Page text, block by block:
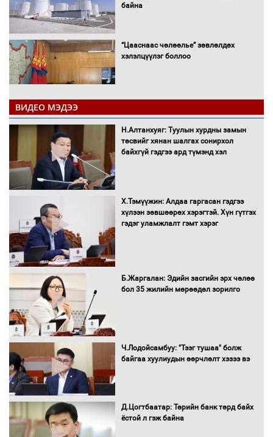
байна
“Цааснаас чөлөөлье” зөвлөлдөх
хэлэлцүүлэг боллоо
"ДЦС-3” ТӨХК-ийн нэн шаардлагатай
“Турбингенератор-5”-ын шинэчлэлийн
төсвийг шийдвэрлэхээр болов
УИХ-ын дарга С.Бямбацогт Сутай
хайрхны тэнгэрийг тахих тахилгад
оролцлоо
С.Амарсайхан: Иргэдийг хохироосон
ААН-ийн нуугтмал хөрөнгийг
Н.Номтойбаяр: Аймгуудад тулгамдаж
С.Бямбацогт Зүүн Азийн
ВИДЕО МЭДЭЭ
Н.Алтанхуяг: Туулын хурдны замын
төсвийг хянан шалгах сонирхол
байхгүй гэдгээ ард түмэнд хэл
Х.Тэмүүжин: Алдаа гаргасан гэдгээ
хүлээн зөвшөөрөх хэрэгтэй. Хүн гүтгэх
гэдэг уламжлалт гэмт хэрэг
Б.Жаргалан: Эдийн засгийн эрх чөлөө
бол 35 жилийн мөрөөдөл зорилго
Ч.Лодойсамбуу: "Тээг тушаа" болж
байгаа хуулиудын өөрчлөлт хэзээ вэ
Д.Цогтбаатар: Төрийн банк төрд байх
ёстой л гэж байна